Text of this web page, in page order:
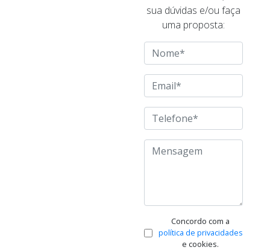
sua dúvidas e/ou faça
uma proposta:
Concordo com a
política de privacidades
e cookies.